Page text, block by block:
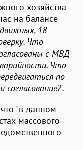
хозяйства
на балансе
18
Что
с МВД
Что
по
"в данном
массового